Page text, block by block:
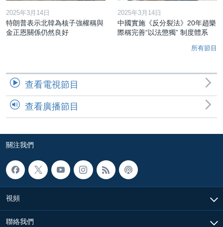
2025年3月14日
特朗普表示北韓為核子強權稱與
金正恩關係仍然良好
2025年3月14日
中國實施《反分裂法》20年趙樂
際稱完善“以法懲獨” 制度體系
所有節目
查看電視節目
查看廣播節目
關注我們
視頻
聯絡我們